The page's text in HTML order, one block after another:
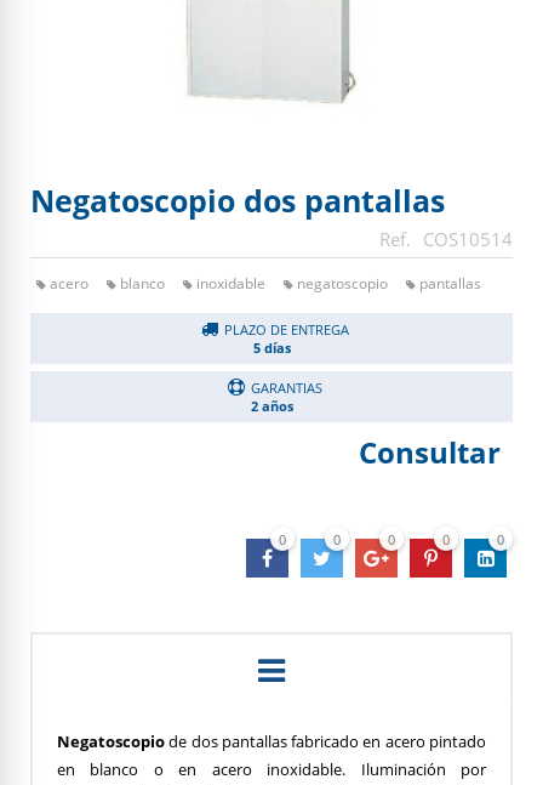
Negatoscopio dos pantallas
COS10514
acero blanco inoxidable negatoscopio pantallas
PLAZO DE ENTREGA
5 días
GARANTIAS
2 años
Consultar
0 0 0 0 0
Negatoscopiode dos pantallas fabricado en acero pintado
en blanco o en acero inoxidable. Iluminación por